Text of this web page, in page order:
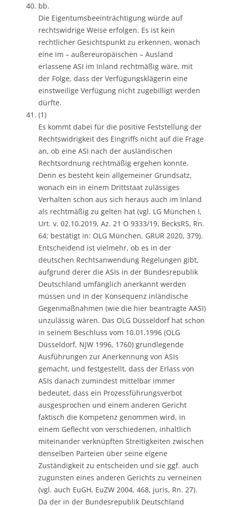
bb.
Die Eigentumsbeeinträchtigung würde auf
rechtswidrige Weise erfolgen. Es ist kein
rechtlicher Gesichtspunkt zu erkennen, wonach
eine im – außereuropäischen – Ausland
erlassene ASI im Inland rechtmäßig wäre, mit
der Folge, dass der Verfügungsklägerin eine
einstweilige Verfügung nicht zugebilligt werden
dürfte.
(1)
Es kommt dabei für die positive Feststellung der
Rechtswidrigkeit des Eingriffs nicht auf die Frage
an, ob eine ASI nach der ausländischen
Rechtsordnung rechtmäßig ergehen konnte.
Denn es besteht kein allgemeiner Grundsatz,
wonach ein in einem Drittstaat zulässiges
Verhalten schon aus sich heraus auch im Inland
als rechtmäßig zu gelten hat (vgl. LG München I,
Urt. v. 02.10.2019, Az. 21 O 9333/19, BecksRS, Rn.
64; bestätigt in: OLG München, GRUR 2020, 379).
Entscheidend ist vielmehr, ob es in der
deutschen Rechtsanwendung Regelungen gibt,
aufgrund derer die ASIs in der Bundesrepublik
Deutschland umfänglich anerkannt werden
müssen und in der Konsequenz inländische
Gegenmaßnahmen (wie die hier beantragte AASI)
unzulässig wären. Das OLG Düsseldorf hat schon
in seinem Beschluss vom 10.01.1996 (OLG
Düsseldorf, NJW 1996, 1760) grundlegende
Ausführungen zur Anerkennung von ASIs
gemacht, und festgestellt, dass der Erlass von
ASIs danach zumindest mittelbar immer
bedeutet, dass ein Prozessführungsverbot
ausgesprochen und einem anderen Gericht
faktisch die Kompetenz genommen wird, in
einem Geflecht von verschiedenen, inhaltlich
miteinander verknüpften Streitigkeiten zwischen
denselben Parteien über seine eigene
Zuständigkeit zu entscheiden und sie ggf. auch
zugunsten eines anderen Gerichts zu verneinen
(vgl. auch EuGH, EuZW 2004, 468, juris, Rn. 27).
Da der in der Bundesrepublik Deutschland